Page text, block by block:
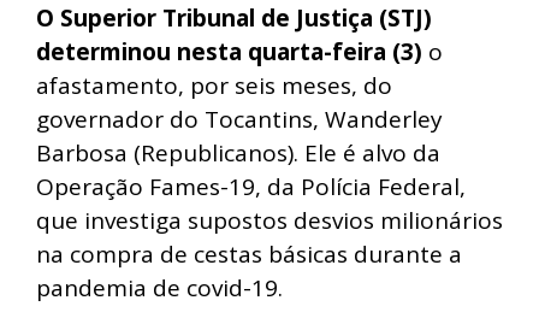
O Superior Tribunal de Justiça (STJ)
determinou nesta quarta-feira (3) o
afastamento, por seis meses, do
governador do Tocantins, Wanderley
Barbosa (Republicanos). Ele é alvo da
Operação Fames-19, da Polícia Federal,
que investiga supostos desvios milionários
na compra de cestas básicas durante a
pandemia de covid-19.